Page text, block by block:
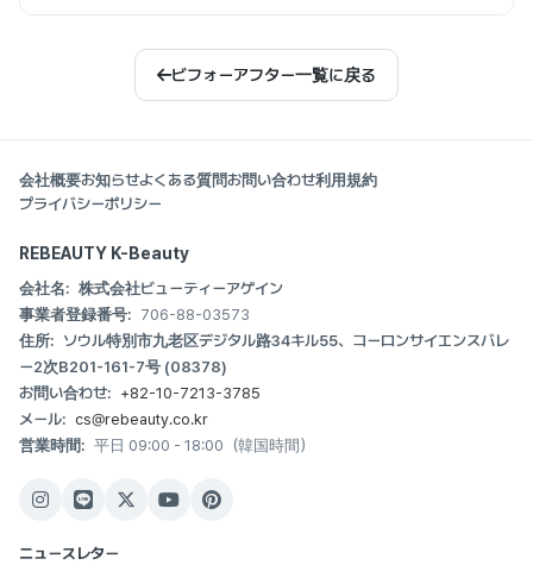
ビフォーアフター一覧に戻る
会社概要お知らせよくある質問お問い合わせ利用規約
プライバシーポリシー
REBEAUTY K-Beauty
会社名: 株式会社ビューティーアゲイン
事業者登録番号: 706-88-03573
住所: ソウル特別市九老区デジタル路34キル55、コーロンサイエンスバレ
ー2次B201-161-7号 (08378)
お問い合わせ: +82-10-7213-3785
メール: cs@rebeauty.co.kr
営業時間: 平日 09:00 - 18:00（韓国時間）
ニュースレター